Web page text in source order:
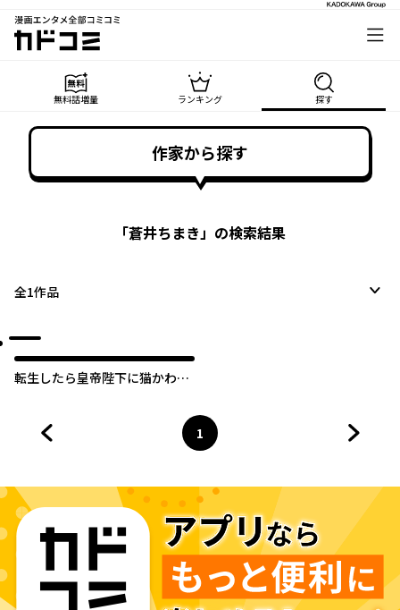
漫画エンタメ全部コミコミ
カドコミ
無料話増量 ランキング 探す
作家から探す
「蒼井ちまき」の検索結果
全1作品
転生したら皇帝陛下に猫かわい
ページ
1
へ